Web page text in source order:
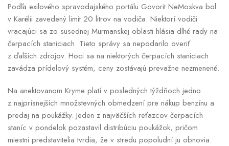
Podľa exilového spravodajského portálu Govorit NeMoskva bol
v Karélii zavedený limit 20 litrov na vodiča. Niektorí vodiči
vracajúci sa zo susednej Murmanskej oblasti hlásia dlhé rady na
čerpacích staniciach. Tieto správy sa nepodarilo overiť
z ďalších zdrojov. Hoci sa na niektorých čerpacích staniciach
zavádza prídelový systém, ceny zostávajú prevažne nezmenené.
Na anektovanom Kryme platí v posledných týždňoch jedno
z najprísnejších množstevných obmedzení pre nákup benzínu a
predaj na poukážky. Jeden z najväčších reťazcov čerpacích
staníc v pondelok pozastavil distribúciu poukážok, pričom
miestni predstavitelia tvrdia, že v stredu popoludní ju obnovia.